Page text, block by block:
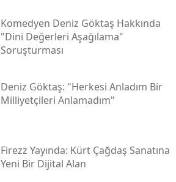
Komedyen Deniz Göktaş Hakkında
"dini Değerleri Aşağılama"
Soruşturması
Deniz Göktaş: "herkesi Anladım Bir
Milliyetçileri Anlamadım"
Firezz Yayında: Kürt Çağdaş Sanatına
Yeni Bir Dijital Alan